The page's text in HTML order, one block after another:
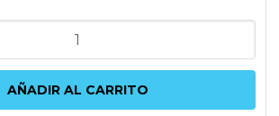
AÑADIR AL CARRITO